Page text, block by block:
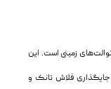
زمینی است. این
جایگذاری فلاش تانک و